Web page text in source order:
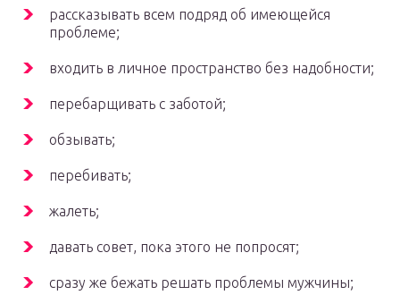
рассказывать всем подряд об имеющейся
проблеме;
входить в личное пространство без надобности;
перебарщивать с заботой;
обзывать;
перебивать;
жалеть;
давать совет, пока этого не попросят;
сразу же бежать решать проблемы мужчины;